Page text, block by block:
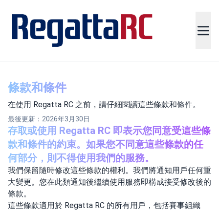
條款和條件
在使用 Regatta RC 之前，請仔細閱讀這些條款和條件。
最後更新：2026年3月30日
存取或使用 Regatta RC 即表示您同意受這些條
款和條件的約束。如果您不同意這些條款的任
何部分，則不得使用我們的服務。
我們保留隨時修改這些條款的權利。我們將通知用戶任何重
大變更。您在此類通知後繼續使用服務即構成接受修改後的
條款。
這些條款適用於 Regatta RC 的所有用戶，包括賽事組織